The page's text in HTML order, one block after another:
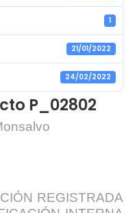
1
21/01/2022
24/02/2022
P_02802
REGISTRADA